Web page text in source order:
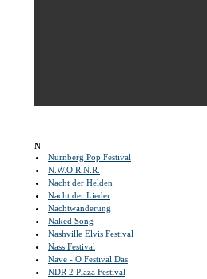
N
Nürnberg Pop Festival
N.W.O.R.N.R.
Nacht der Helden
Nacht der Lieder
Nachtwanderung
Naked Song
Nashville Elvis Festival
Nass Festival
Nave - O Festival Das
NDR 2 Plaza Festival